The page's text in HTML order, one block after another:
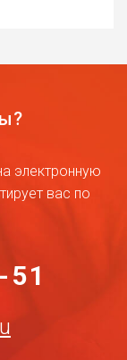
электронную
вас по